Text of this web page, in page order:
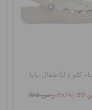
كلوغ للأطفال بايا
(50%) ر.س 199